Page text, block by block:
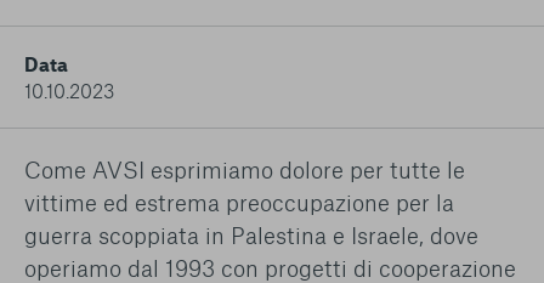
Cookies di marketing
Data
10.10.2023
Come AVSI esprimiamo dolore per tutte le
vittime ed estrema preoccupazione per la
guerra scoppiata in Palestina e Israele, dove
operiamo dal 1993 con progetti di cooperazione